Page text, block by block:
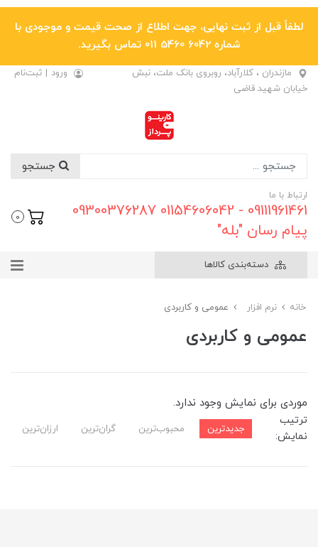
لطفاً قبل از ثبت نهایی، جهت اطلاع از صحت قیمت و موجودی با
شماره 6042 5460 011 تماس بگیرید.
مازندران ، کلارآباد، روبروی بانک ملت، نبش
خیابان شهید قاضی
ورود | ثبت‌نام
ارتباط با ما
09111961461 - 01154606042 09300376287
پیام رسان "بله"
0
دسته‌بندی کالاها
خانه نرم افزار عمومی و کاربردی
عمومی و کاربردی
موردی برای نمایش وجود ندارد.
ترتیب
نمایش:
جدیدترین محبوب‌ترین گران‌ترین ارزان‌ترین